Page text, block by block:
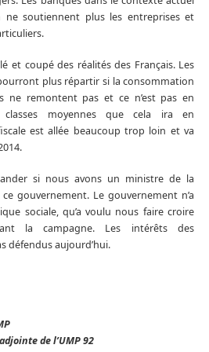
ne soutiennent plus les entreprises et
et coupé des réalités des Français. Les
plus répartir si la consommation
ne remontent pas et ce n’est pas en
moyennes que cela ira en
est allée beaucoup trop loin et va
si nous avons un ministre de la
gouvernement. Le gouvernement n’a
sociale, qu’a voulu nous faire croire
la campagne. Les intérêts des
défendus aujourd’hui.
de l’UMP 92